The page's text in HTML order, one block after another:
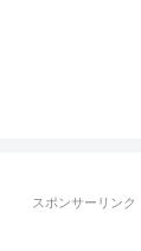
スポンサーリンク